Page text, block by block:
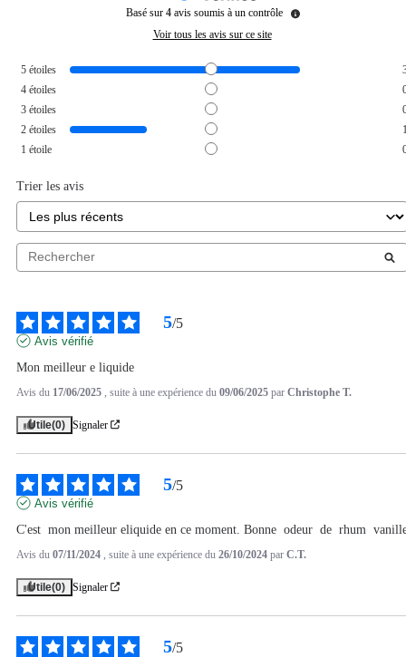
Basé sur 4 avis soumis à un contrôle
Voir tous les avis sur ce site
5 étoiles
4 étoiles
3 étoiles
2 étoiles
1 étoile
Trier les avis
5/5
Avis vérifié
Mon meilleur e liquide
Avis du 17/06/2025 , suite à une expérience du 09/06/2025 par Christophe T.
Utile(0) Signaler
5/5
Avis vérifié
C'est  mon meilleur eliquide en ce moment. Bonne  odeur  de  rhum
Avis du 07/11/2024 , suite à une expérience du 26/10/2024 par C.T.
Utile(0) Signaler
5/5